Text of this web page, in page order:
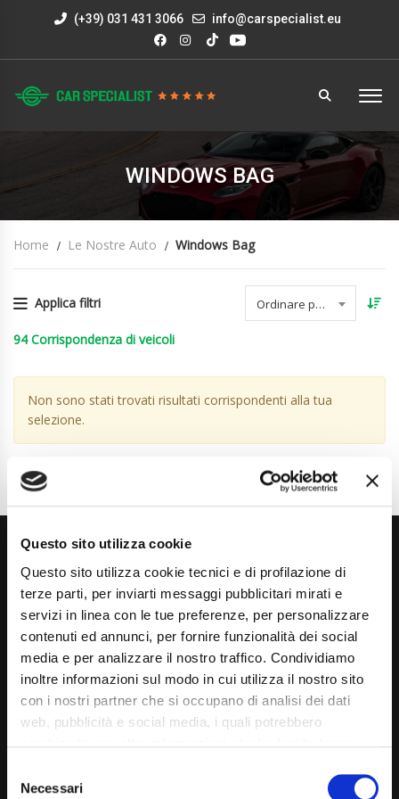
Questo sito utilizza cookie
Questo sito utilizza cookie tecnici e di profilazione di
terze parti, per inviarti messaggi pubblicitari mirati e
servizi in linea con le tue preferenze, per personalizzare
contenuti ed annunci, per fornire funzionalità dei social
media e per analizzare il nostro traffico. Condividiamo
inoltre informazioni sul modo in cui utilizza il nostro sito
con i nostri partner che si occupano di analisi dei dati
web, pubblicità e social media, i quali potrebbero
mera chiusura del banner non comporta l’accettazione
Selection
Necessari
(+39) 031 431 3066 info@carspecialist.eu
WINDOWS BAG
Home Le Nostre Auto Windows Bag
Applica filtri Ordinare per data
94 Corrispondenza di veicoli
Non sono stati trovati risultati corrispondenti alla tua
selezione.
Via Giuditta Pasta 2, Como (CO) 22100
(+39) 031 431 3066
info@carspecialist.eu
Sabato: 09:00 - 12:30